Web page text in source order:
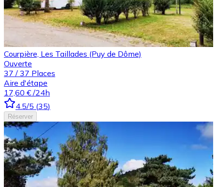
Courpière, Les Taillades (Puy de Dôme)
Ouverte
37 / 37 Places
Aire d'étape
17,60 € /24h
4.5/5 (35)
Réserver